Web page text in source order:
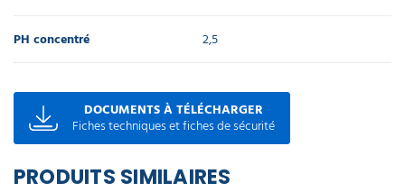
PH concentré 2,5
DOCUMENTS À TÉLÉCHARGER
Fiches techniques et fiches de sécurité
PRODUITS SIMILAIRES